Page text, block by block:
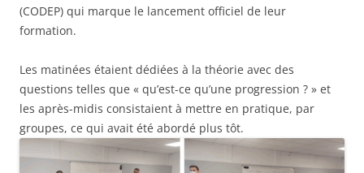
(CODEP) qui marque le lancement officiel de leur
formation.
Les matinées étaient dédiées à la théorie avec des
questions telles que « qu’est-ce qu’une progression ? » et
les après-midis consistaient à mettre en pratique, par
groupes, ce qui avait été abordé plus tôt.